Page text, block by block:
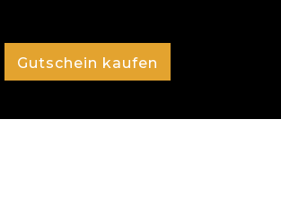
Gutschein kaufen